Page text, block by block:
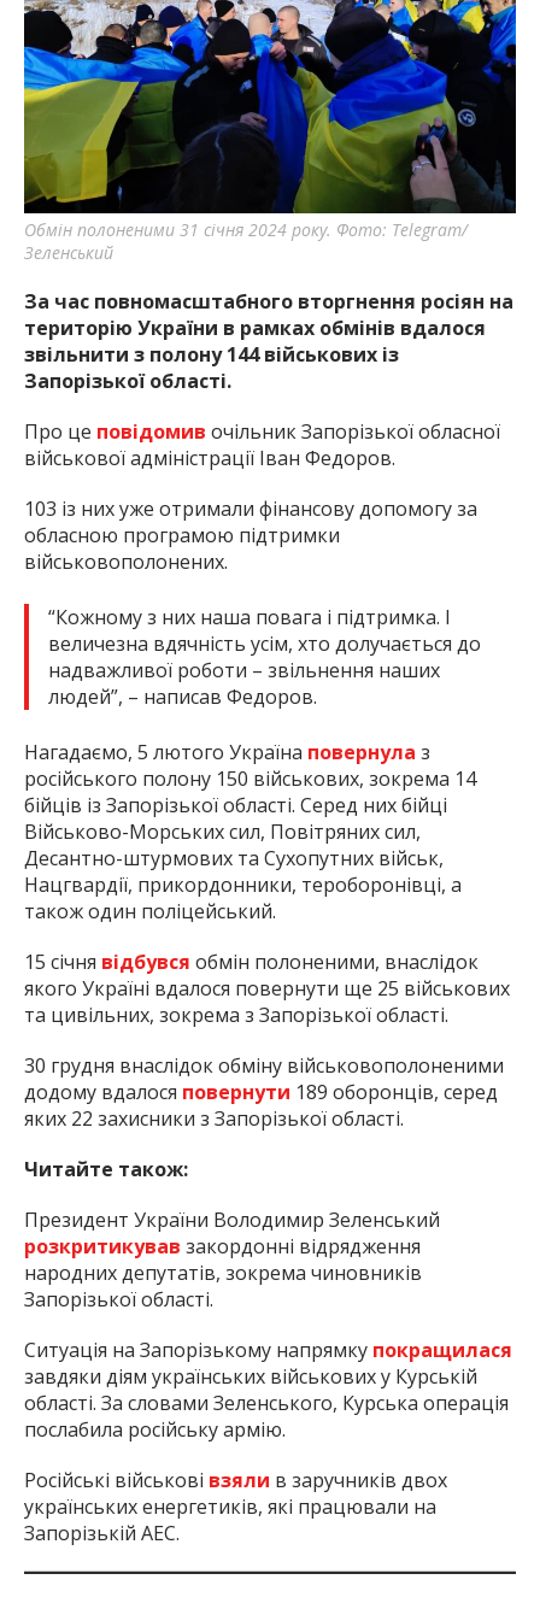
найважливішу інформацію про події
міста Запоріжжя та області.
Обмін полоненими 31 січня 2024 року. Фото: Telegram/
Зеленський
За час повномасштабного вторгнення росіян на
територію України в рамках обмінів вдалося
звільнити з полону 144 військових із
Запорізької області.
Про це повідомив очільник Запорізької обласної
військової адміністрації Іван Федоров.
103 із них уже отримали фінансову допомогу за
обласною програмою підтримки
військовополонених.
“Кожному з них наша повага і підтримка. І
величезна вдячність усім, хто долучається до
надважливої роботи – звільнення наших
людей”, – написав Федоров.
Нагадаємо, 5 лютого Україна повернула з
російського полону 150 військових, зокрема 14
бійців із Запорізької області. Серед них бійці
Військово-Морських сил, Повітряних сил,
Десантно-штурмових та Сухопутних військ,
Нацгвардії, прикордонники, тероборонівці, а
також один поліцейський.
15 січня відбувся обмін полоненими, внаслідок
якого Україні вдалося повернути ще 25 військових
та цивільних, зокрема з Запорізької області.
30 грудня внаслідок обміну військовополоненими
додому вдалося повернути 189 оборонців, серед
яких 22 захисники з Запорізької області.
Читайте також:
Президент України Володимир Зеленський
розкритикував закордонні відрядження
народних депутатів, зокрема чиновників
Запорізької області.
Ситуація на Запорізькому напрямку покращилася
завдяки діям українських військових у Курській
області. За словами Зеленського, Курська операція
послабила російську армію.
Російські військові взяли в заручників двох
українських енергетиків, які працювали на
Запорізькій АЕС.